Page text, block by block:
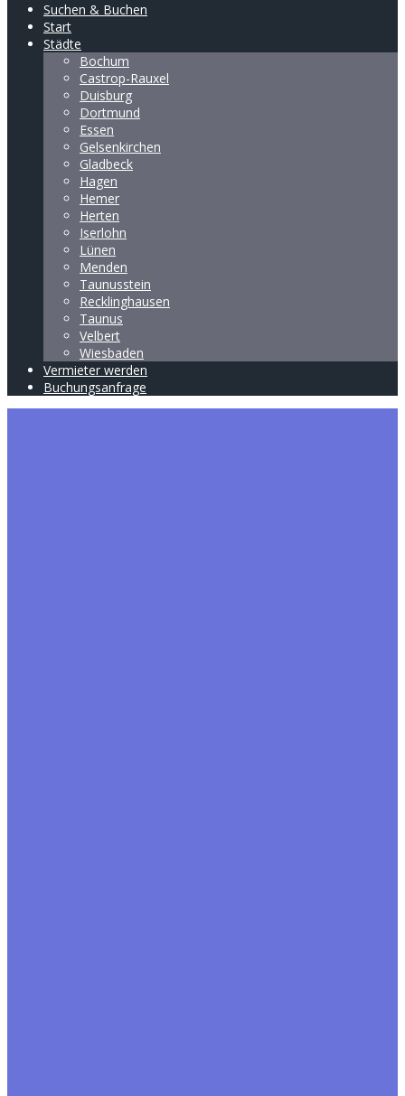
Suchen & Buchen
Start
Städte
Bochum
Castrop-Rauxel
Duisburg
Dortmund
Essen
Gelsenkirchen
Gladbeck
Hagen
Hemer
Herten
Iserlohn
Lünen
Menden
Taunusstein
Recklinghausen
Taunus
Velbert
Wiesbaden
Vermieter werden
Buchungsanfrage